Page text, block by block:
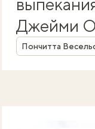
Джейми
Автор
Пончитта